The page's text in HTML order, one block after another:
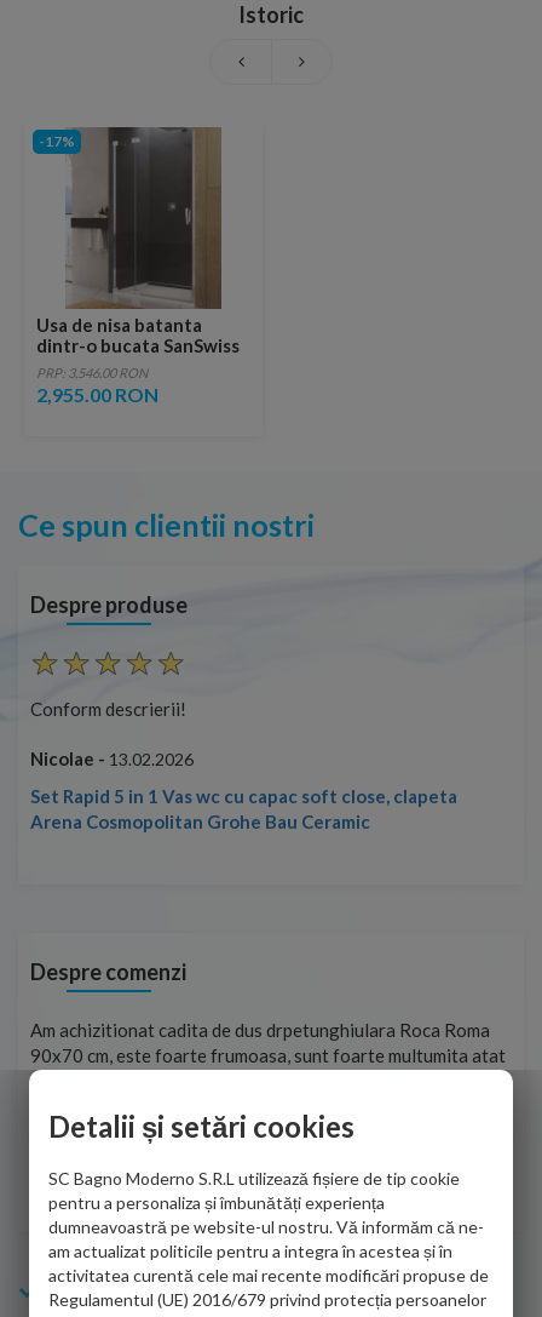
Istoric
-17%
Usa de nisa batanta
dintr-o bucata SanSwiss
Cadura cu parte fixa
CA13 90 x H200 cm
PRP: 3,546.00 RON
2,955.00 RON
Ce spun clientii nostri
Despre produse
Conform descrierii!
Nicolae -13.02.2026
Despre comenzi
Roma
atat
Foarte prompți, am cerut detalii despre produs care nu
pe site și le-am primit imediat. După ce am plasat
Cristina Opre -10.07.2026
Info Bagno
Detalii și setări cookies
SC Bagno Moderno S.R.L utilizează fișiere de tip cookie
pentru a personaliza și îmbunătăți experiența
dumneavoastră pe website-ul nostru. Vă informăm că ne-
am actualizat politicile pentru a integra în acestea și în
activitatea curentă cele mai recente modificări propuse de
Regulamentul (UE) 2016/679 privind protecția persoanelor